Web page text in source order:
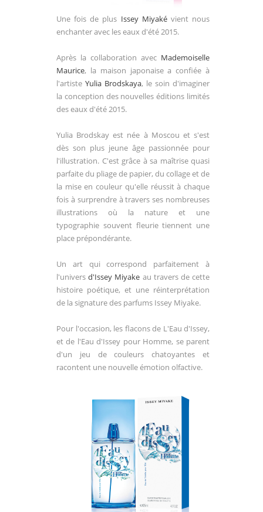
Une fois de plus Issey Miyakévient nous
enchanter avec les eaux d'été 2015.
Après la collaboration avec Mademoiselle
Maurice, la maison japonaise a confiée à
l'artiste Yulia Brodskaya, le soin d'imaginer
la conception des nouvelles éditions limités
des eaux d'été 2015.
Yulia Brodskay est née à Moscou et s'est
dès son plus jeune âge passionnée pour
l'illustration. C'est grâce à sa maîtrise quasi
parfaite du pliage de papier, du collage etde
la mise en couleur qu'elle réussit à chaque
fois à surprendre à travers ses nombreuses
illustrations où la nature et une
typographie souvent fleurie tiennent une
place prépondérante.
Un art qui correspond parfaitement à
l'universd'Issey Miyake au travers de cette
histoire poétique, et une réinterprétation
de la signature des parfums Issey Miyake.
Pour l'occasion, les flacons de L'Eau d'Issey,
et de l'Eau d'Issey pour Homme, se parent
d'un jeu de couleurs chatoyantes et
racontent une nouvelle émotion olfactive.